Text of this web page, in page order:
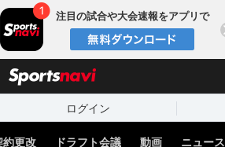
注目の試合や大会速報をアプリで
ログイン
約更改 ドラフト会議 動画 ニュース